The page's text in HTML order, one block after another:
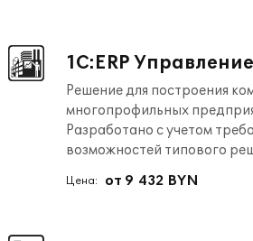
1С:ERP
Решение для построения
многопрофильных
Разработано с учетом
возможностей типового
Цена: от 9 432 BYN